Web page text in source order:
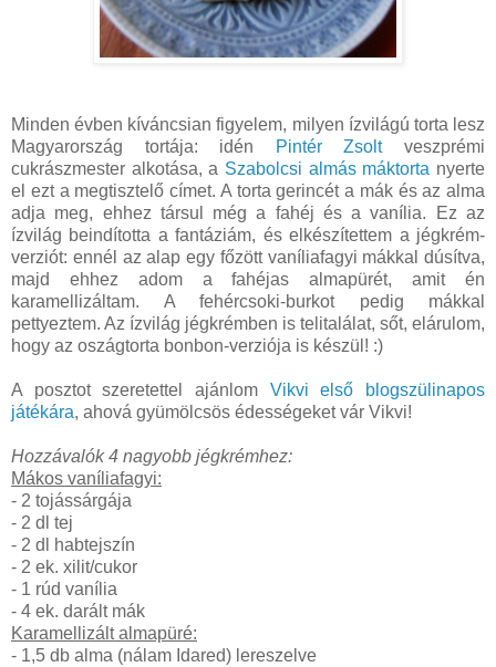
Minden évben kíváncsian figyelem, milyen ízvilágú torta lesz
Magyarország tortája: idén
Pintér Zsoltveszprémi
cukrászmester alkotása, a Szabolcsi almás máktorta nyerte
el ezt a megtisztelő címet. A torta gerincét a mák és az alma
adja meg, ehhez társul még a fahéj és a vanília. Ez az
ízvilág beindította a fantáziám, és elkészítettem a jégkrém-
verziót: ennél az alap egy főzött vaníliafagyi mákkal dúsítva,
majd ehhez adom a fahéjas almapürét, amit én
karamellizáltam. A fehércsoki-burkot pedig mákkal
pettyeztem. Az ízvilág jégkrémben is telitalálat, sőt, elárulom,
hogy az oszágtorta bonbon-verziója is készül! :)
A posztot szeretettel ajánlom Vikvi első blogszülinapos
játékára, ahová gyümölcsös édességeket vár Vikvi!
Hozzávalók 4 nagyobb jégkrémhez:
Mákos vaníliafagyi:
- 2 tojássárgája
- 2 dl tej
- 2 dl habtejszín
- 2 ek. xilit/cukor
- 1 rúd vanília
- 4 ek. darált mák
Karamellizált almapüré:
- 1,5 db alma (nálam Idared) lereszelve